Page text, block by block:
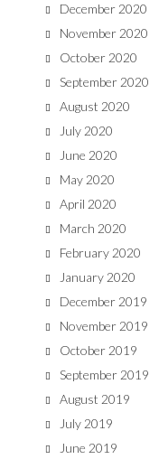
December 2020
November 2020
October 2020
September 2020
August 2020
July 2020
June 2020
May 2020
April 2020
March 2020
February 2020
January 2020
December 2019
November 2019
October 2019
September 2019
August 2019
July 2019
June 2019